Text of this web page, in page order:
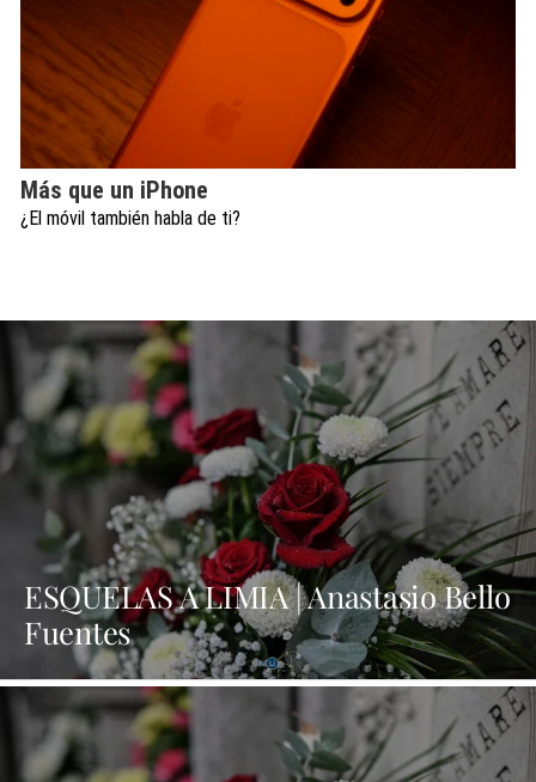
Más que un iPhone
¿El móvil también habla de ti?
ESQUELAS A LIMIA | Anastasio Bello
Fuentes